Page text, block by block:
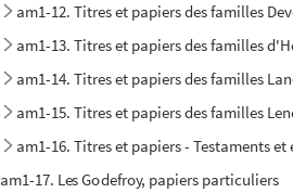
am1-12. Titres et papiers des familles
am1-13. Titres et papiers des familles
am1-14. Titres et papiers des familles
am1-15. Titres et papiers des familles
am1-16. Titres et papiers - Testaments
am1-17. Les Godefroy, papiers particuliers